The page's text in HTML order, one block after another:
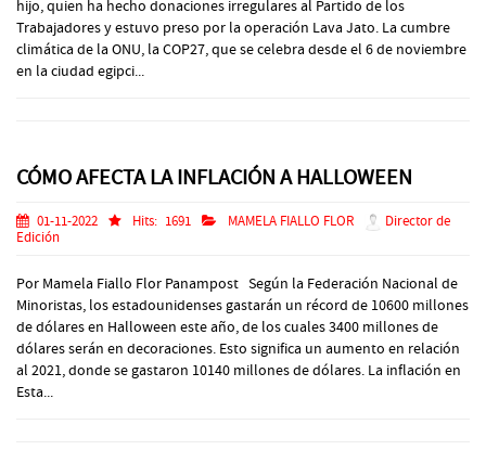
hijo, quien ha hecho donaciones irregulares al Partido de los
Trabajadores y estuvo preso por la operación Lava Jato. La cumbre
climática de la ONU, la COP27, que se celebra desde el 6 de noviembre
en la ciudad egipci...
CÓMO AFECTA LA INFLACIÓN A HALLOWEEN
01-11-2022 Hits: 1691 MAMELA FIALLO FLOR
Director de
Edición
Por Mamela Fiallo Flor Panampost Según la Federación Nacional de
Minoristas, los estadounidenses gastarán un récord de 10600 millones
de dólares en Halloween este año, de los cuales 3400 millones de
dólares serán en decoraciones. Esto significa un aumento en relación
al 2021, donde se gastaron 10140 millones de dólares. La inflación en
Esta...